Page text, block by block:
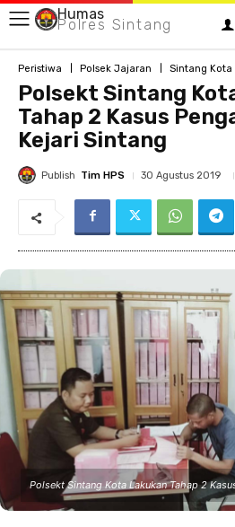
Humas
Polres Sintang
Peristiwa Polsek Jajaran Sintang Kota
Polsekt Sintang
Tahap 2 Kasus
Kejari Sintang
Publish Tim HPS 30 Agustus 2019
Polsekt Sintang Kota Lakukan Tahap 2